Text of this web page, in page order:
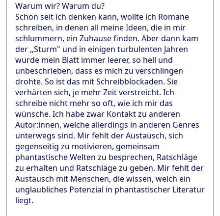
Warum wir? Warum du?
Schon seit ich denken kann, wollte ich Romane
schreiben, in denen all meine Ideen, die in mir
schlummern, ein Zuhause finden. Aber dann kam
der ,,Sturm" und in einigen turbulenten Jahren
wurde mein Blatt immer leerer, so hell und
unbeschrieben, dass es mich zu verschlingen
drohte. So ist das mit Schreibblockaden. Sie
verhärten sich, je mehr Zeit verstreicht. Ich
schreibe nicht mehr so oft, wie ich mir das
wünsche. Ich habe zwar Kontakt zu anderen
Autor:innen, welche allerdings in anderen Genres
unterwegs sind. Mir fehlt der Austausch, sich
gegenseitig zu motivieren, gemeinsam
phantastische Welten zu besprechen, Ratschläge
zu erhalten und Ratschläge zu geben. Mir fehlt der
Austausch mit Menschen, die wissen, welch ein
unglaubliches Potenzial in phantastischer Literatur
liegt.